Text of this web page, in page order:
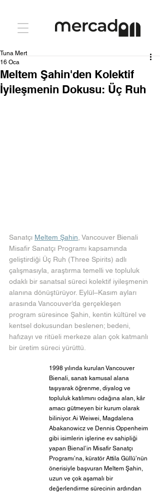
Meltem Şahin'den Kolektif
İyileşmenin Dokusu: Üç Ruh
Tuna Mert
16 Oca
Sanatçı Meltem Şahin, Vancouver Bienali
Misafir Sanatçı Programı kapsamında
geliştirdiği Üç Ruh (Three Spirits) adlı
çalışmasıyla, araştırma temelli ve topluluk
odaklı bir sanatsal süreci kolektif iyileşmenin
alanına dönüştürüyor. Eylül–Kasım ayları
arasında Vancouver’da gerçekleşen
program süresince Şahin, kentin kültürel ve
kentsel dokusundan beslenen; bedeni,
hafızayı ve ritüeli merkeze alan çok katmanlı
bir üretim süreci yürüttü.
1998 yılında kurulan Vancouver
Bienali, sanatı kamusal alana
taşıyarak öğrenme, diyalog ve
topluluk katılımını odağına alan, kâr
amacı gütmeyen bir kurum olarak
biliniyor. Ai Weiwei, Magdalena
Abakanowicz ve Dennis Oppenheim
gibi isimlerin işlerine ev sahipliği
yapan Bienal’in Misafir Sanatçı
Programı’na, küratör Attila Güllü’nün
önerisiyle başvuran Meltem Şahin,
uzun ve çok aşamalı bir
değerlendirme sürecinin ardından